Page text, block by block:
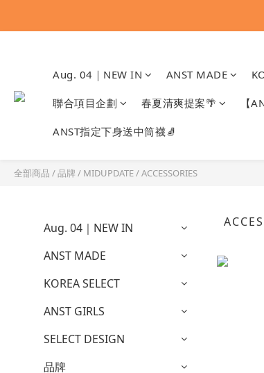
Aug. 04｜NEW IN ANST MADE
聯合項目企劃 春夏清爽提案🌴 【
ANST指定下身送中筒襪🧦
全部商品 /品牌 / MIDUPDATE/ACCESSORIES
Aug. 04｜NEW IN
ANST MADE
KOREA SELECT
ANST GIRLS
SELECT DESIGN
品牌